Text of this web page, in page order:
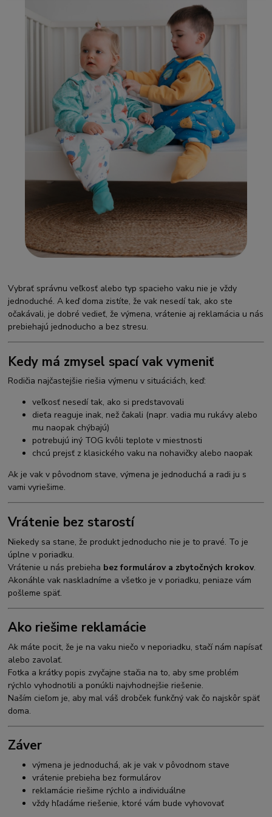
Vybrať správnu veľkosť alebo typ spacieho vaku nie je vždy
jednoduché. A keď doma zistíte, že vak nesedí tak, ako ste
očakávali, je dobré vedieť, že výmena, vrátenie aj reklamácia u nás
prebiehajú jednoducho a bez stresu.
Kedy má zmysel spací vak vymeniť
Rodičia najčastejšie riešia výmenu v situáciách, keď:
veľkosť nesedí tak, ako si predstavovali
dieťa reaguje inak, než čakali (napr. vadia mu rukávy alebo
mu naopak chýbajú)
potrebujú iný TOG kvôli teplote v miestnosti
chcú prejsť z klasického vaku na nohavičky alebo naopak
Ak je vak v pôvodnom stave, výmena je jednoduchá a radi ju s
vami vyriešime.
Vrátenie bez starostí
Niekedy sa stane, že produkt jednoducho nie je to pravé. To je
úplne v poriadku.
Vrátenie u nás prebieha bez formulárov a zbytočných krokov.
Akonáhle vak naskladníme a všetko je v poriadku, peniaze vám
pošleme späť.
Ako riešime reklamácie
Ak máte pocit, že je na vaku niečo v neporiadku, stačí nám napísať
alebo zavolať.
Fotka a krátky popis zvyčajne stačia na to, aby sme problém
rýchlo vyhodnotili a ponúkli najvhodnejšie riešenie.
Naším cieľom je, aby mal váš drobček funkčný vak čo najskôr späť
doma.
Záver
výmena je jednoduchá, ak je vak v pôvodnom stave
vrátenie prebieha bez formulárov
reklamácie riešime rýchlo a individuálne
vždy hľadáme riešenie, ktoré vám bude vyhovovať